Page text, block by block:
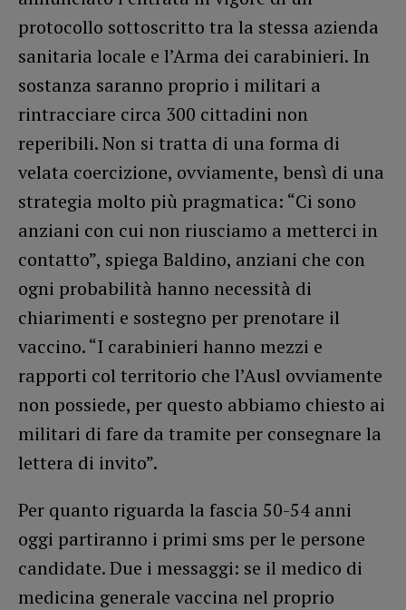
protocollo sottoscritto tra la stessa azienda
sanitaria locale e l’Arma dei carabinieri. In
sostanza saranno proprio i militari a
rintracciare circa 300 cittadini non
reperibili. Non si tratta di una forma di
velata coercizione, ovviamente, bensì di una
strategia molto più pragmatica: “Ci sono
anziani con cui non riusciamo a metterci in
contatto”, spiega Baldino, anziani che con
ogni probabilità hanno necessità di
chiarimenti e sostegno per prenotare il
vaccino. “I carabinieri hanno mezzi e
rapporti col territorio che l’Ausl ovviamente
non possiede, per questo abbiamo chiesto ai
militari di fare da tramite per consegnare la
lettera di invito”.
Per quanto riguarda la fascia 50-54 anni
oggi partiranno i primi sms per le persone
candidate. Due i messaggi: se il medico di
medicina generale vaccina nel proprio